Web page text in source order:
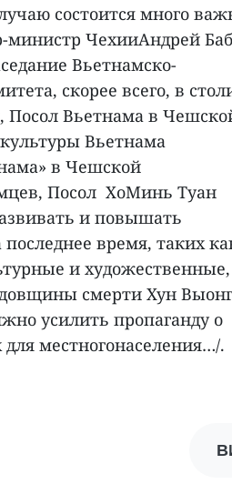
состоится много
министр ЧехииАндрей
Вьетнамско-
скорее всего, в
Посол Вьетнама в
Вьетнама
в Чешской
Посол ХоМинь Туан
и повышать
время, таких
и художественные,
смерти Хун
усилить пропаганду о
местногонаселения…/.